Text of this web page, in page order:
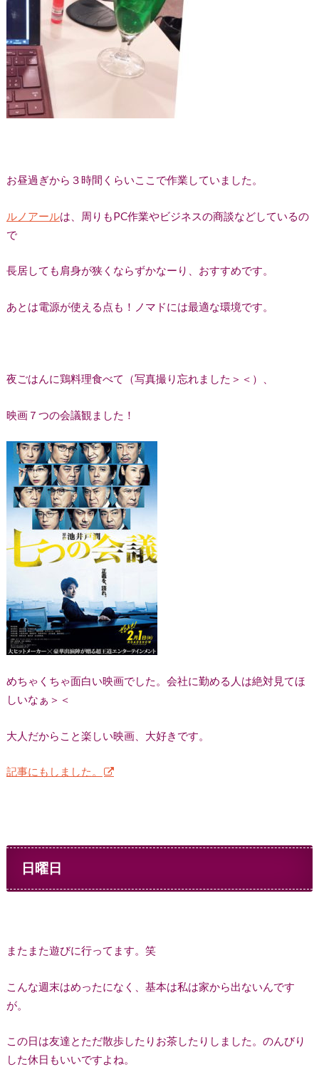
お昼過ぎから３時間くらいここで作業していました。
ルノアールは、周りもPC作業やビジネスの商談などしているの
で
長居しても肩身が狭くならずかなーり、おすすめです。
あとは電源が使える点も！ノマドには最適な環境です。
夜ごはんに鶏料理食べて（写真撮り忘れました＞＜）、
映画７つの会議観ました！
めちゃくちゃ面白い映画でした。会社に勤める人は絶対見てほ
しいなぁ＞＜
大人だからこと楽しい映画、大好きです。
記事にもしました。
日曜日
またまた遊びに行ってます。笑
こんな週末はめったになく、基本は私は家から出ないんです
が。
この日は友達とただ散歩したりお茶したりしました。のんびり
した休日もいいですよね。